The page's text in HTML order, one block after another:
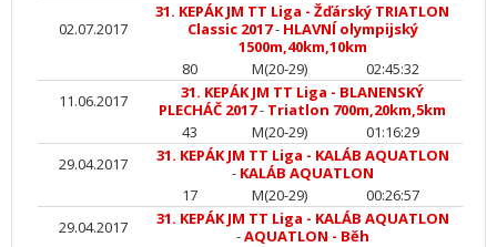
02.07.2017
31. KEPÁK JM TT Liga - Žďárský TRIATLON
Classic 2017- HLAVNÍ olympijský
1500m,40km,10km
80
M(20-29)
02:45:32
11.06.2017
31. KEPÁK JM TT Liga - BLANENSKÝ
PLECHÁČ 2017- Triatlon 700m,20km,5km
43
M(20-29)
01:16:29
29.04.2017
31. KEPÁK JM TT Liga - KALÁB AQUATLON
- KALÁB AQUATLON
17
M(20-29)
00:26:57
29.04.2017
31. KEPÁK JM TT Liga - KALÁB AQUATLON
-AQUATLON - Běh